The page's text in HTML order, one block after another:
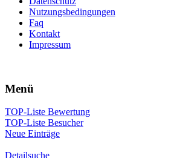
Nutzungsbedingungen
Faq
Kontakt
Impressum
Menü
TOP-Liste Bewertung
TOP-Liste Besucher
Neue Einträge
Detailsuche